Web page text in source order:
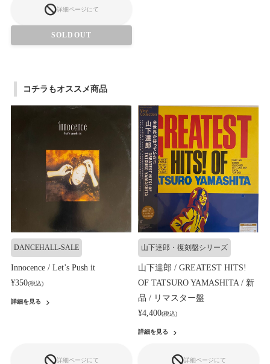
詳細ページにて
SOLDOUT
コチラもオススメ商品
DANCEHALL-SALE
Innocence / Let’s Push it
¥350(税込)
詳細を見る
詳細ページにて
山下達郎・復刻盤シリーズ
山下達郎 / GREATEST HITS!
OF TATSURO YAMASHITA / 新
品 / リマスター盤
¥4,400(税込)
詳細を見る
詳細ページにて